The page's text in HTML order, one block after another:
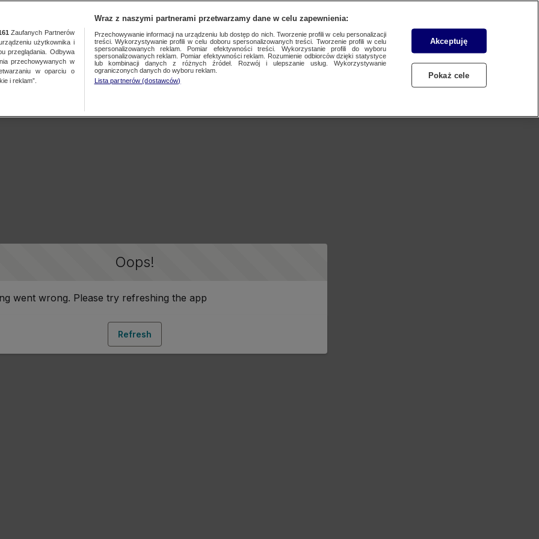
Oops!
went wrong. Please try refreshing the app
Refresh
Zaufanych Partnerów
użytkownika i
przeglądania. Odbywa
przechowywanych w
w oparciu o
i reklam”.
Wraz z naszymi partnerami przetwarzamy dane w celu zapewnienia:
Przechowywanie informacji na urządzeniu lub dostęp do nich. Tworzenie profili w celu personalizacji
treści. Wykorzystywanie profili w celu doboru spersonalizowanych treści. Tworzenie profili w celu
spersonalizowanych reklam. Pomiar efektywności treści. Wykorzystanie profili do wyboru
spersonalizowanych reklam. Pomiar efektywności reklam. Rozumienie odbiorców dzięki statystyce
lub kombinacji danych z różnych źródeł. Rozwój i ulepszanie usług. Wykorzystywanie
ograniczonych danych do wyboru reklam.
Lista partnerów (dostawców)
Akceptuję
Pokaż cele